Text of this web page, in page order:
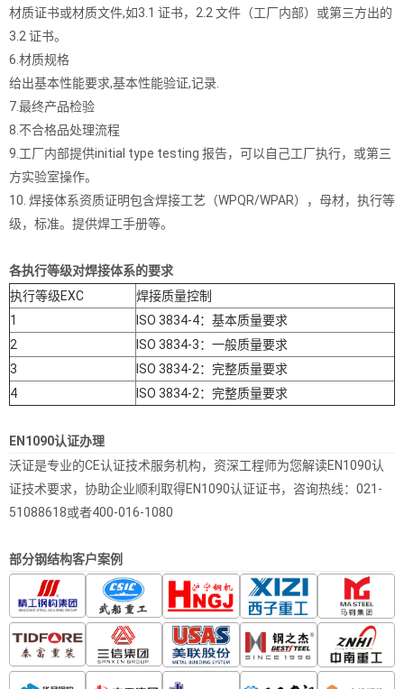
材质证书或材质文件,如3.1 证书，2.2 文件（工厂内部）或第三方出的
3.2 证书。
6.材质规格
给出基本性能要求,基本性能验证,记录.
7.最终产品检验
8.不合格品处理流程
9.工厂内部提供initial type testing 报告，可以自己工厂执行，或第三
方实验室操作。
10. 焊接体系资质证明包含焊接工艺（WPQR/WPAR），母材，执行等
级，标准。提供焊工手册等。
各执行等级对焊接体系的要求
执行等级EXC
焊接质量控制
1
ISO 3834-4：基本质量要求
2
ISO 3834-3：一般质量要求
3
ISO 3834-2：完整质量要求
4
ISO 3834-2：完整质量要求
EN1090认证办理
沃证是专业的CE认证技术服务机构，资深工程师为您解读EN1090认
证技术要求，协助企业顺利取得EN1090认证证书，咨询热线：021-
51088618或者400-016-1080
部分钢结构客户案例